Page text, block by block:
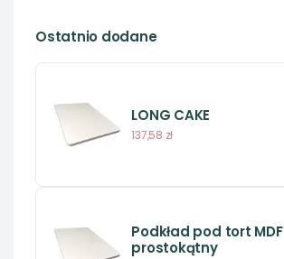
Ostatnio dodane
LONG CAKE
137,58 zł
Podkład pod tort MDF
prostokątny